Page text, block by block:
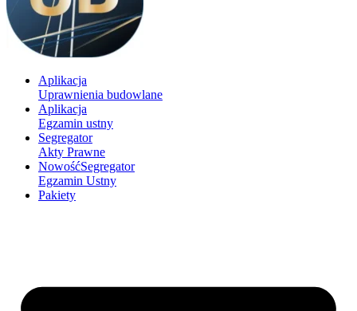
Aplikacja
Uprawnienia budowlane
Aplikacja
Egzamin ustny
Segregator
Akty Prawne
NowośćSegregator
Egzamin Ustny
Pakiety